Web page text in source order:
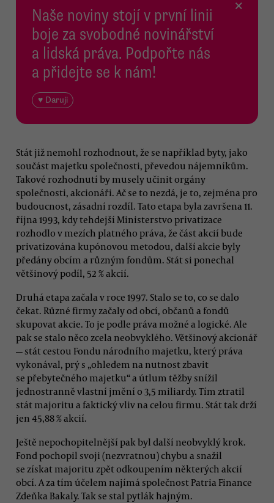
Naše noviny stojí v první linii
boje za svobodné novinářství
a lidská práva. Podpořte nás
a přidejte se k nám!
♥ Daruji
×
Stát již nemohl rozhodnout, že se například byty, jako
součást majetku společnosti, převedou nájemníkům.
Takové rozhodnutí by musely učinit orgány
společnosti, akcionáři. Ač se to nezdá, je to, zejména pro
budoucnost, zásadní rozdíl. Tato etapa byla završena 11.
října 1993, kdy tehdejší Ministerstvo privatizace
rozhodlo v mezích platného práva, že část akcií bude
privatizována kupónovou metodou, další akcie byly
předány obcím a různým fondům. Stát si ponechal
většinový podíl, 52 % akcií.
Druhá etapa začala v roce 1997. Stalo se to, co se dalo
čekat. Různé firmy začaly od obcí, občanů a fondů
skupovat akcie. To je podle práva možné a logické. Ale
pak se stalo něco zcela neobvyklého. Většinový akcionář
— stát cestou Fondu národního majetku, který práva
vykonával, prý s „ohledem na nutnost zbavit
se přebytečného majetku“ a útlum těžby snížil
jednostranně vlastní jmění o 3,5 miliardy. Tím ztratil
stát majoritu a faktický vliv na celou firmu. Stát tak drží
jen 45,88 % akcií.
Ještě nepochopitelnější pak byl další neobvyklý krok.
Fond pochopil svoji (nezvratnou) chybu a snažil
se získat majoritu zpět odkoupením některých akcií
obcí. A za tím účelem najímá společnost Patria Finance
Zdeňka Bakaly. Tak se stal pytlák hajným.